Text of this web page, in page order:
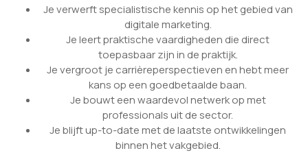
Je verwerft specialistische kennis op het gebied van
digitale marketing.
Je leert praktische vaardigheden die direct
toepasbaar zijn in de praktijk.
Je vergroot je carrièreperspectieven en hebt meer
kans op een goedbetaalde baan.
Je bouwt een waardevol netwerk op met
professionals uit de sector.
Je blijft up-to-date met de laatste ontwikkelingen
binnen het vakgebied.